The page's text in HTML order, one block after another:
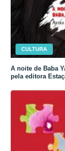
CULTURA
A noite de Baba
pela editora